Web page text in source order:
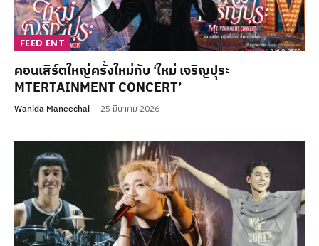
FEED ENT
คอนเสิร์ตใหญ่ครั้งใหม่กับ ‘ใหม่ เจริญปุระ
MTERTAINMENT CONCERT’
Wanida Maneechai 25 มีนาคม 2026